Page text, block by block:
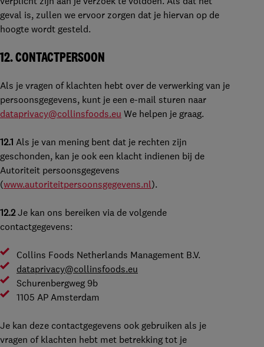
geval is, zullen we ervoor zorgen dat je hiervan op de
hoogte wordt gesteld.
12.CONTACTPERSOON
Als je vragen of klachten hebt over de verwerking van je
persoonsgegevens, kunt je een e-mail sturen naar
dataprivacy@collinsfoods.eu We helpen je graag.
12.1 Als je van mening bent dat je rechten zijn
geschonden, kan je ook een klacht indienen bij de
Autoriteit persoonsgegevens
(www.autoriteitpersoonsgegevens.nl).
12.2 Je kan ons bereiken via de volgende
contactgegevens:
Collins Foods Netherlands Management B.V.
dataprivacy@collinsfoods.eu
Schurenbergweg 9b
1105 AP Amsterdam
Je kan deze contactgegevens ook gebruiken als je
vragen of klachten hebt met betrekking tot je